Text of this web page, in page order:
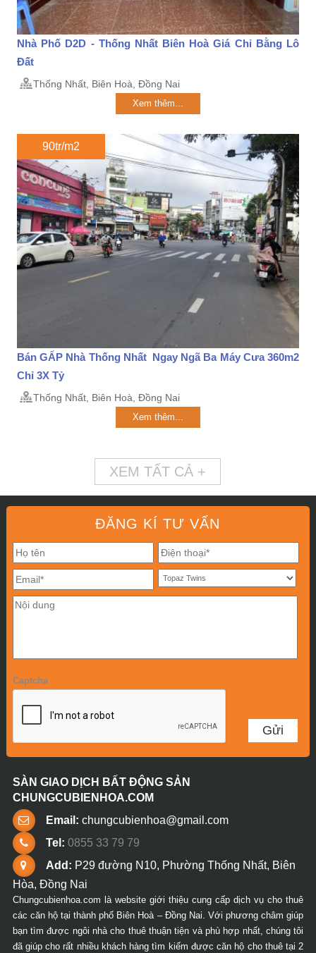
Nhà Phố D2D - Thống Nhất Biên Hoà Giá Chỉ Bằng Lô
Đất
Thống Nhất, Biên Hoà, Đồng Nai
Xem thêm...
90tr/m2
Bán GẤP Nhà Thống Nhất Ngay Ngã Ba Máy Cưa 360m2
Chỉ 3X Tỷ
Thống Nhất, Biên Hoà, Đồng Nai
Xem thêm...
XEM TẤT CẢ +
ĐĂNG KÍ TƯ VẤN
Captcha
SÀN GIAO DỊCH BẤT ĐỘNG SẢN
CHUNGCUBIENHOA.COM
Email: chungcubienhoa@gmail.com
Tel: 0855 33 79 79
Add: P29 đường N10, Phường Thống Nhất, Biên
Hòa, Đồng Nai
Chungcubienhoa.com là website giới thiệu cung cấp dịch vụ cho thuê
các căn hộ tại thành phố Biên Hoà – Đồng Nai. Với phương châm giúp
bạn tìm được ngôi nhà cho thuê thuận tiện và phù hợp nhất, chúng tôi
đã giúp cho rất nhiều khách hàng tìm kiếm được căn hộ cho thuê tại 2